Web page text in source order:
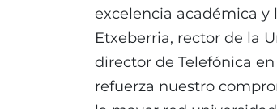
excelencia académica y
Etxeberria, rector de la
director de Telefónica
refuerza nuestro